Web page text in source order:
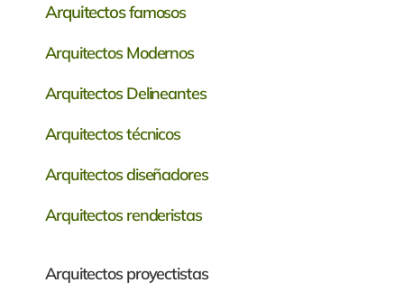
Arquitectosfamosos
Arquitectos Modernos
Arquitectos Delineantes
Arquitectos técnicos
Arquitectos diseñadores
Arquitectos renderistas
Arquitectos proyectistas